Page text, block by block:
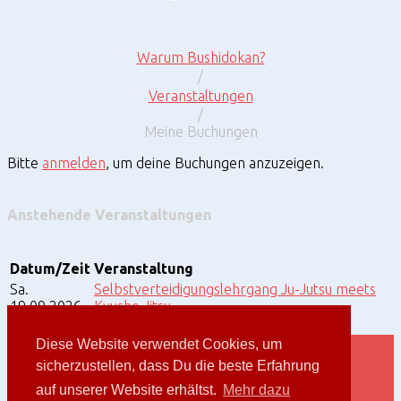
Diese Website verwendet Cookies, um
sicherzustellen, dass Du die beste Erfahrung
auf unserer Website erhältst. Mehr dazu
Warum Bushidokan?
/
Veranstaltungen
/
Meine Buchungen
Meine
Buchungen
Bitte anmelden, um deine Buchungen anzuzeigen.
Anstehende Veranstaltungen
Datum/Zeit Veranstaltung
Sa.
19.09.2026
Selbstverteidigungslehrgang Ju-Jutsu meets
Kyusho Jitsu
Bushidokan Passau e.V. © 2026.Privacy Policy
Impressum
Datenschutzerklärung